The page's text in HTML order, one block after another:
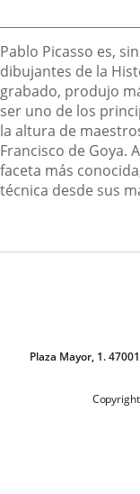
Descripción
Pablo Picasso es,
dibujantes de la
grabado, produjo
ser uno de los
la altura de
Francisco de Goya.
faceta más
técnica desde sus
Plaza Mayor, 1.